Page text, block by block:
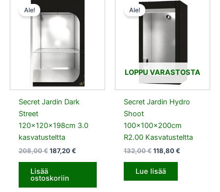
Ale!
Secret Jardin Dark
Street
120x120x198cm 3.0
kasvatusteltta
208,00€
oli:
208,00 €.
187,20€
on:
187,20 €.
Lisää
ostoskoriin
LOPPU VARASTOSTA
Ale!
Secret Jardin Hydro
Shoot
100x100x200cm
R2.00 Kasvatusteltta
132,00€
oli:
132,00 €.
118,80€
hinta
Lue lisää